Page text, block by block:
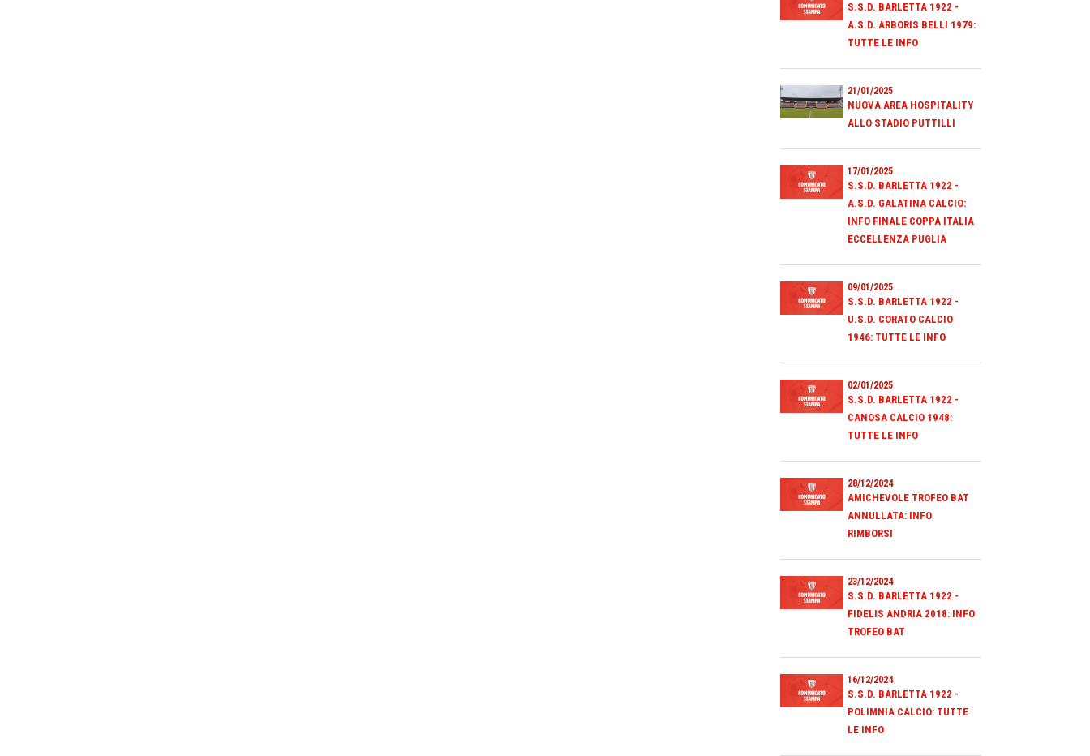
S.S.D. BARLETTA 1922 -
A.S.D. ARBORIS BELLI 1979:
TUTTE LE INFO
21/01/2025
NUOVA AREA HOSPITALITY
ALLO STADIO PUTTILLI
17/01/2025
S.S.D. BARLETTA 1922 -
A.S.D. GALATINA CALCIO:
INFO FINALE COPPA ITALIA
ECCELLENZA PUGLIA
09/01/2025
S.S.D. BARLETTA 1922 -
U.S.D. CORATO CALCIO
1946: TUTTE LE INFO
02/01/2025
S.S.D. BARLETTA 1922 -
CANOSA CALCIO 1948:
TUTTE LE INFO
28/12/2024
AMICHEVOLE TROFEO BAT
ANNULLATA: INFO
RIMBORSI
23/12/2024
S.S.D. BARLETTA 1922 -
FIDELIS ANDRIA 2018: INFO
TROFEO BAT
16/12/2024
S.S.D. BARLETTA 1922 -
POLIMNIA CALCIO: TUTTE
LE INFO